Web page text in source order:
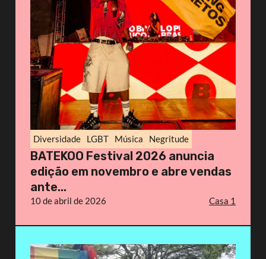
Diversidade LGBT Música Negritude
BATEKOO Festival 2026 anuncia
edição em novembro e abre vendas
ante...
10 de abril de 2026 Casa 1